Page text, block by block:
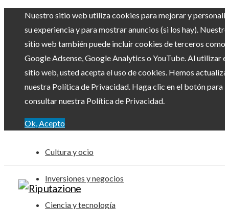
Nuestro sitio web utiliza cookies para mejorar y
su experiencia y para mostrar anuncios (si los hay). Nuestro
sitio web también puede incluir cookies de terceros como
Google Adsense, Google Analytics o YouTube. Al utilizar el
sitio web, usted acepta el uso de cookies. Hemos
nuestra Política de Privacidad. Haga clic en el botón para
consultar nuestra Política de Privacidad.
Ok, Acepto
Cultura y ocio
Inversiones y negocios
Ciencia y tecnología